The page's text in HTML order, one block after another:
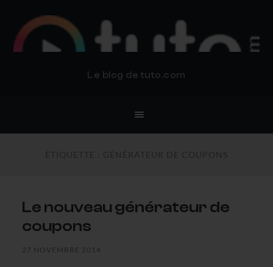
Le blog de tuto.com
Le nouveau générateur de
coupons
27 NOVEMBRE 2014